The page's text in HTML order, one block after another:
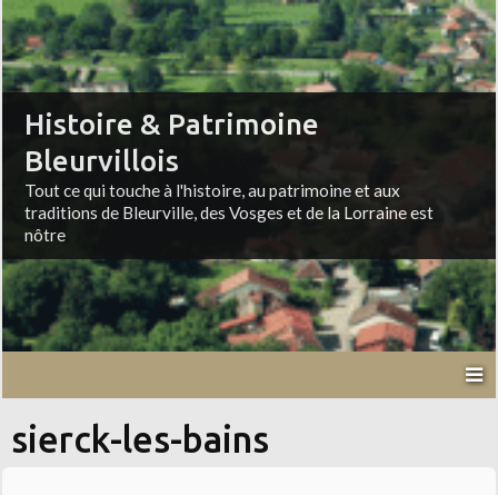
Histoire & Patrimoine
Bleurvillois
Tout ce qui touche à l'histoire, au patrimoine et aux
traditions de Bleurville, des Vosges et de la Lorraine est
nôtre
sierck-les-bains